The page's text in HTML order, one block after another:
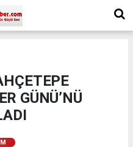
GÜNÜ’NÜ